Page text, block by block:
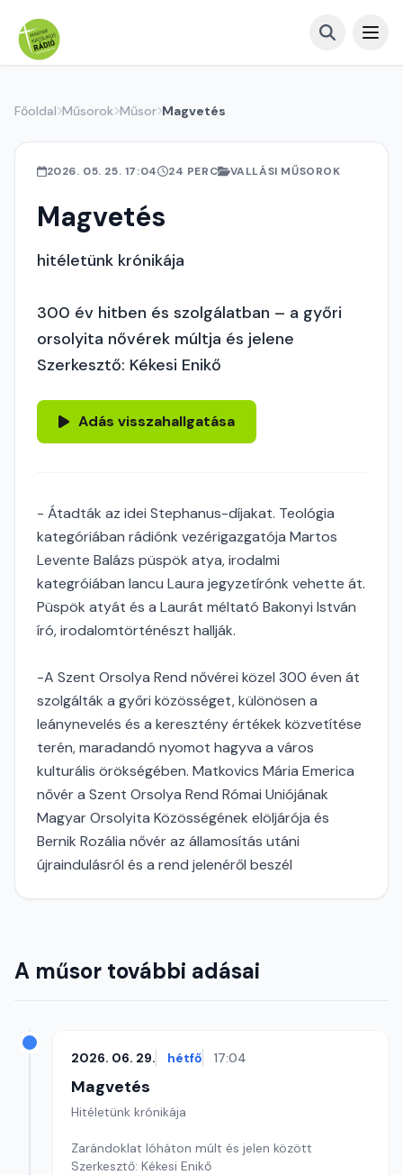
Főoldal Műsorok Műsor Magvetés
2026. 05. 25. 17:04 24 PERC VALLÁSI MŰSOROK
Magvetés
hitéletünk krónikája
300 év hitben és szolgálatban – a győri
orsolyita nővérek múltja és jelene
Szerkesztő: Kékesi Enikő
Adás visszahallgatása
- Átadták az idei Stephanus-díjakat. Teológia
kategóriában rádiónk vezérigazgatója Martos
Levente Balázs püspök atya, irodalmi
kategróiában Iancu Laura jegyzetírónk vehette át.
Püspök atyát és a Laurát méltató Bakonyi István
író, irodalomtörténészt hallják.
-A Szent Orsolya Rend nővérei közel 300 éven át
szolgálták a győri közösséget, különösen a
leánynevelés és a keresztény értékek közvetítése
terén, maradandó nyomot hagyva a város
kulturális örökségében. Matkovics Mária Emerica
nővér a Szent Orsolya Rend Római Uniójának
Magyar Orsolyita Közösségének elöljárója és
Bernik Rozália nővér az államosítás utáni
újraindulásról és a rend jelenéről beszél
A műsor további adásai
2026. 06. 29. hétfő 17:04
Magvetés
Hitéletünk krónikája
Zarándoklat lóháton múlt és jelen között
Szerkesztő: Kékesi Enikő